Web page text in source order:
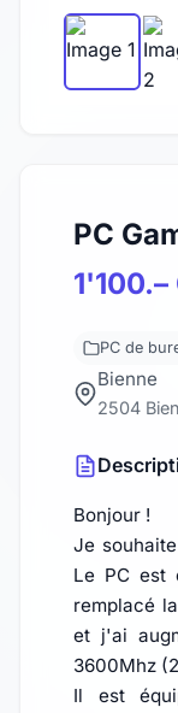
PC
1'100.–
PC de
Bienne
2504
Bonjour !
Je
Le PC est
remplacé
et j'ai
3600Mhz
Il est